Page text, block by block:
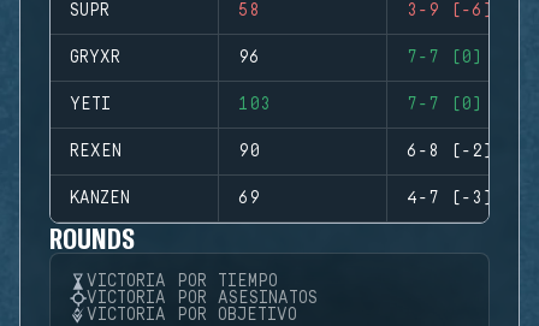
SUPR 58 3-9 (-6)
GRYXR 96 7-7 (0)
YETI 103 7-7 (0)
REXEN 90 6-8 (-2)
KANZEN 69 4-7 (-3)
ROUNDS
VICTORIA POR TIEMPO
VICTORIA POR ASESINATOS
VICTORIA POR OBJETIVO